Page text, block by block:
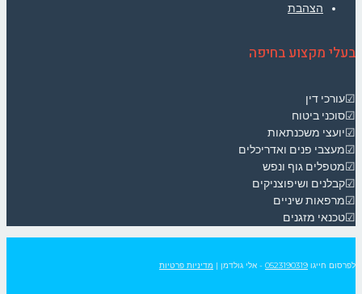
הצהבת
בעלי מקצוע בחיפה
☑עורכי דין
☑סוכני ביטוח
☑יועצי משכנתאות
☑מעצבי פנים ואדריכלים
☑מטפלים גוף ונפש
☑קבלנים ושיפוצניקים
☑מרפאות שיניים
☑טכנאי מזגנים
לפרסום חייגו 0523190319 - אלי גולדמן | מדיניות פרטיות